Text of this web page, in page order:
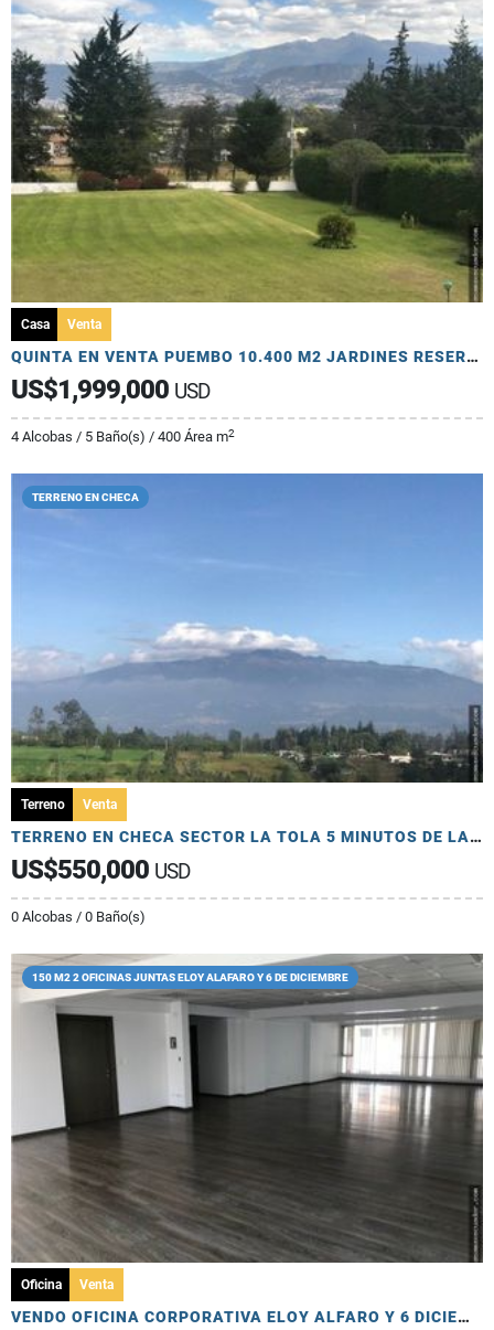
Casa Venta
QUINTA EN VENTA PUEMBO 10.400 M2 JARDINES RESERVORIO EXCELENTE SECTOR
US$1,999,000 USD
4 Alcobas / 5 Baño(s) / 400 Área m2
TERRENO EN CHECA
Terreno Venta
TERRENO EN CHECA SECTOR LA TOLA 5 MINUTOS DE LA PANAMERICANA
US$550,000 USD
0 Alcobas / 0 Baño(s)
150 M2 2 OFICINAS JUNTAS ELOY ALAFARO Y 6 DE DICIEMBRE
Oficina Venta
VENDO OFICINA CORPORATIVA ELOY ALFARO Y 6 DICIEMBRE 150 M2 MODERNO